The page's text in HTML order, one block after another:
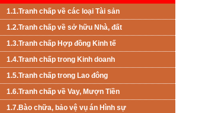
1.1.Tranh chấp về các loại Tài sản
1.2.Tranh chấp về sở hữu Nhà, đất
1.3.Tranh chấp Hợp đồng Kinh tế
1.4.Tranh chấp trong Kinh doanh
1.5.Tranh chấp trong Lao đông
1.6.Tranh chấp về Vay, Mượn Tiền
1.7.Bào chữa, bảo vệ vụ án Hình sự